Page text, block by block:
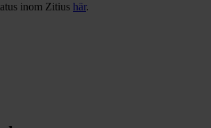
inom Zitius här.